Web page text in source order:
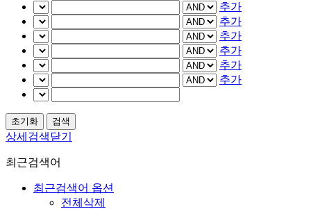
추가
추가
추가
추가
추가
추가
상세검색닫기
최근검색어
최근검색어 옵션
전체삭제